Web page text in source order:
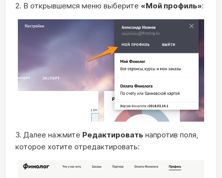
2. В открывшемся меню выберите «Мой профиль»:
3. Далее нажмите Редактировать напротив поля,
которое хотите отредактировать: